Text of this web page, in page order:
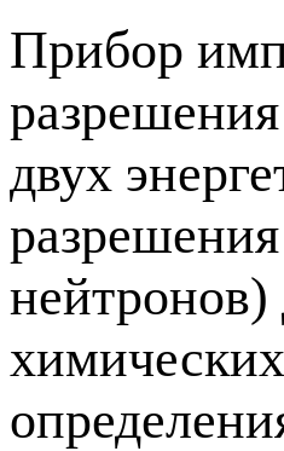
Прибор
двух